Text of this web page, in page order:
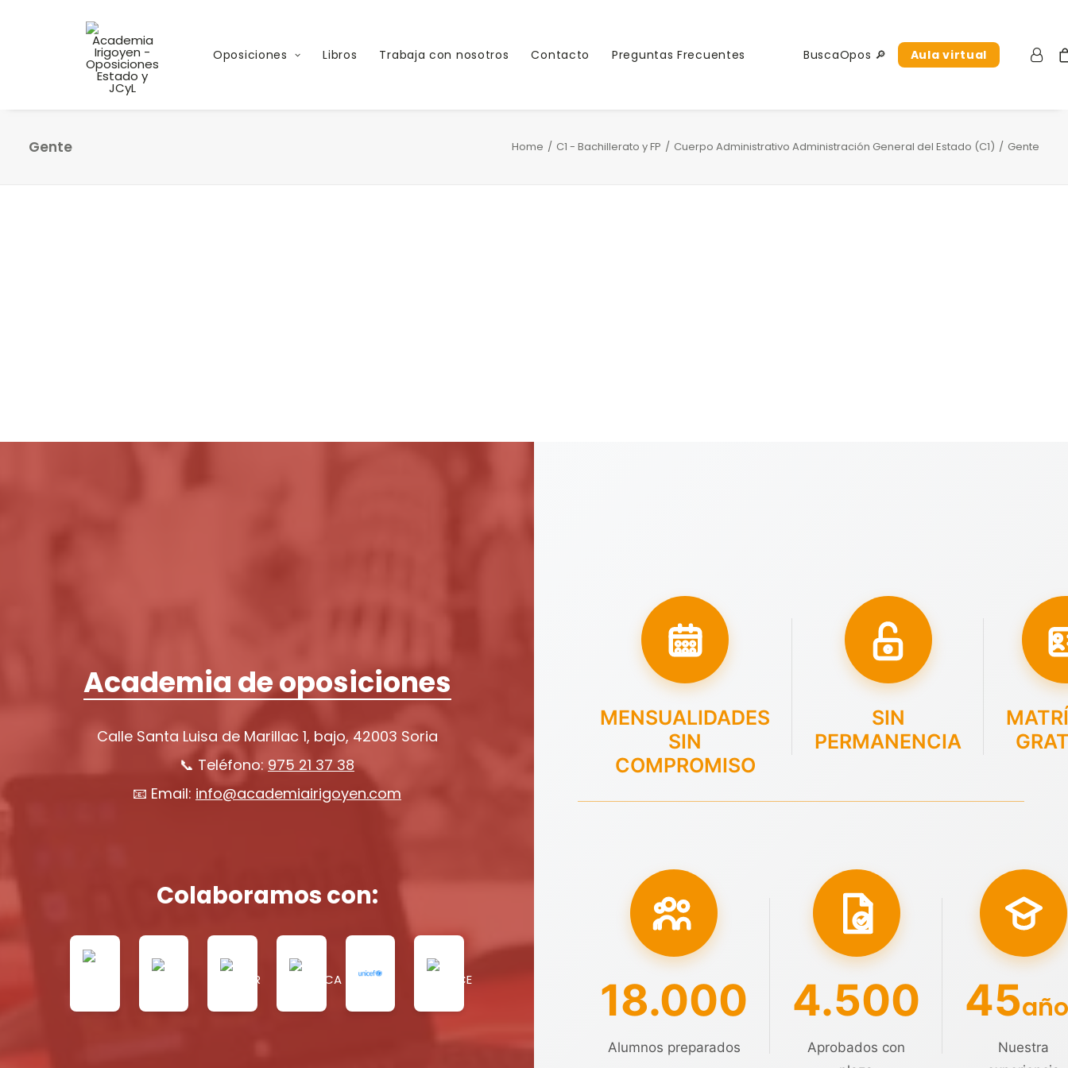
Oposiciones Libros Trabaja con nosotros Contacto Preguntas Frecuentes BuscaOpos 🔎 Aula virtual
Gente Home C1 - Bachillerato y FP Cuerpo Administrativo Administración General del Estado (C1) Gente
Academia de oposiciones
Calle Santa Luisa de Marillac 1, bajo, 42003 Soria
📞 Teléfono: 975 21 37 38
📧 Email: info@academiairigoyen.com
Colaboramos con:
MENSUALIDADES
SIN
COMPROMISO
SIN
PERMANENCIA
18.000
Alumnos preparados
4.500
Aprobados con
45
Nuestra